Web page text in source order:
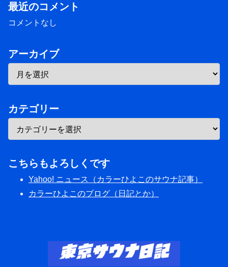
最近のコメント
コメントなし
アーカイブ
カテゴリー
こちらもよろしくです
Yahoo! ニュース（カラーひよこのサウナ記事）
カラーひよこのブログ（日記とか）